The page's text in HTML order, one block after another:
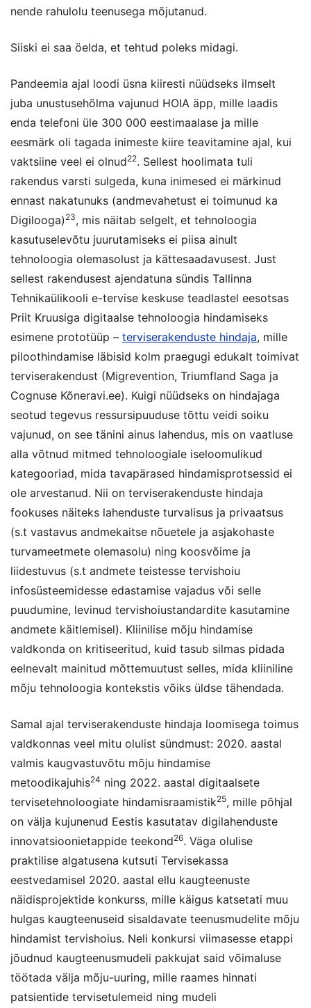
nende rahulolu teenusega mõjutanud.
Siiski ei saa öelda, et tehtud poleks midagi.
Pandeemia ajal loodi üsna kiiresti nüüdseks ilmselt
juba unustusehõlma vajunud HOIA äpp, mille laadis
enda telefoni üle 300 000 eestimaalase ja mille
eesmärk oli tagada inimeste kiire teavitamine ajal, kui
vaktsiine veel ei olnud22. Sellest hoolimata tuli
rakendus varsti sulgeda, kuna inimesed ei märkinud
ennast nakatunuks (andmevahetust ei toimunud ka
Digilooga) 23, mis näitab selgelt, et tehnoloogia
kasutuselevõtu juurutamiseks ei piisa ainult
tehnoloogia olemasolust ja kättesaadavusest. Just
sellest rakendusest ajendatuna sündis Tallinna
Tehnikaülikooli e-tervise keskuse teadlastel eesotsas
Priit Kruusiga digitaalse tehnoloogia hindamiseks
esimene prototüüp – terviserakenduste hindaja, mille
piloothindamise läbisid kolm praegugi edukalt toimivat
terviserakendust (Migrevention, Triumfland Saga ja
Cognuse Kõneravi.ee). Kuigi nüüdseks on hindajaga
seotud tegevus ressursipuuduse tõttu veidi soiku
vajunud, on see tänini ainus lahendus, mis on vaatluse
alla võtnud mitmed tehnoloogiale iseloomulikud
kategooriad, mida tavapärased hindamisprotsessid ei
ole arvestanud. Nii on terviserakenduste hindaja
fookuses näiteks lahenduste turvalisus ja privaatsus
(s.t vastavus andmekaitse nõuetele ja asjakohaste
turvameetmete olemasolu) ning koosvõime ja
liidestuvus (s.t andmete teistesse tervishoiu
infosüsteemidesse edastamise vajadus või selle
puudumine, levinud tervishoiustandardite kasutamine
andmete käitlemisel). Kliinilise mõju hindamise
valdkonda on kritiseeritud, kuid tasub silmas pidada
eelnevalt mainitud mõttemuutust selles, mida kliiniline
mõju tehnoloogia kontekstis võiks üldse tähendada.
Samal ajal terviserakenduste hindaja loomisega toimus
valdkonnas veel mitu olulist sündmust: 2020. aastal
valmis kaugvastuvõtu mõju hindamise
metoodikajuhis24 ning 2022. aastal digitaalsete
tervisetehnoloogiate hindamisraamistik25, mille põhjal
on välja kujunenud Eestis kasutatav digilahenduste
innovatsioonietappide teekond26. Väga olulise
praktilise algatusena kutsuti Tervisekassa
eestvedamisel 2020. aastal ellu kaugteenuste
näidisprojektide konkurss, mille käigus katsetati muu
hulgas kaugteenuseid sisaldavate teenusmudelite mõju
hindamist tervishoius. Neli konkursi viimasesse etappi
jõudnud kaugteenusmudeli pakkujat said võimaluse
töötada välja mõju-uuring, mille raames hinnati
patsientide tervisetulemeid ning mudeli